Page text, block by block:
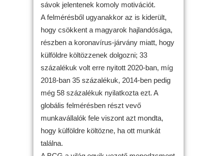
sávok jelentenek komoly motivációt.
A felmérésből ugyanakkor az is kiderült,
hogy csökkent a magyarok hajlandósága,
részben a koronavírus-járvány miatt, hogy
külföldre költözzenek dolgozni; 33
százalékuk volt erre nyitott 2020-ban, míg
2018-ban 35 százalékuk, 2014-ben pedig
még 58 százalékuk nyilatkozta ezt. A
globális felmérésben részt vevő
munkavállalók fele viszont azt mondta,
hogy külföldre költözne, ha ott munkát
találna.